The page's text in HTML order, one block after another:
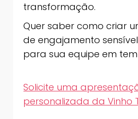
transformação.
Quer saber como criar
de engajamento
para sua equipe em
Solicite uma
personalizada da Vinho